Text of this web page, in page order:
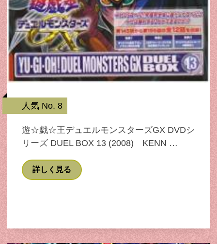
人気 No. 8
遊☆戯☆王デュエルモンスターズGX DVDシ
リーズ DUEL BOX 13 (2008) KENN …
詳しく見る